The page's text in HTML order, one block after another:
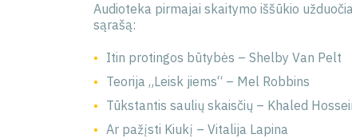
Audioteka pirmajai skaitymo iššūkio
sąrašą:
Itin protingos būtybės – Shelby Van Pelt
Teorija „Leisk jiems“ – Mel Robbins
Tūkstantis saulių skaisčių – Khaled
Ar pažįsti Kiukį – Vitalija Lapina